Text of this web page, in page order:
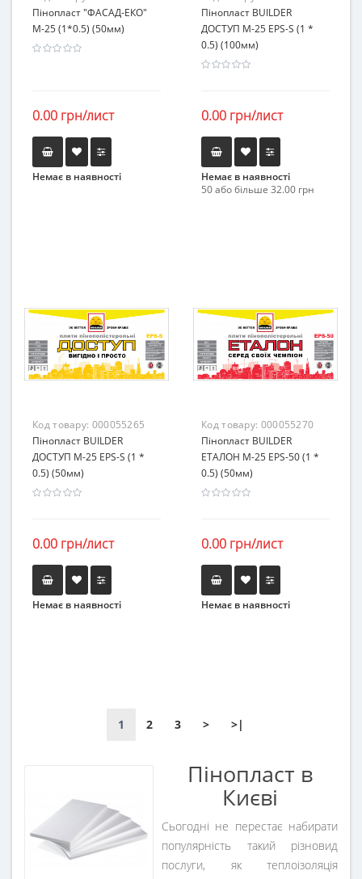
Пінопласт "ФАСАД-ЕКО"
М-25 (1*0.5) (50мм)
0.00 грн/лист
Немає в наявності
Пінопласт BUILDER
ДОСТУП М-25 EPS-S (1 *
0.5) (100мм)
0.00 грн/лист
Немає в наявності
50 або більше 32.00 грн
Код товару: 000055265
Пінопласт BUILDER
ДОСТУП М-25 EPS-S (1 *
0.5) (50мм)
0.00 грн/лист
Немає в наявності
Код товару: 000055270
Пінопласт BUILDER
ЕТАЛОН М-25 EPS-50 (1 *
0.5) (50мм)
0.00 грн/лист
Немає в наявності
1 2 3 > >|
Пінопласт в
Києві
Сьогодні не перестає набирати
популярність такий різновид
послуги, як теплоізоляція